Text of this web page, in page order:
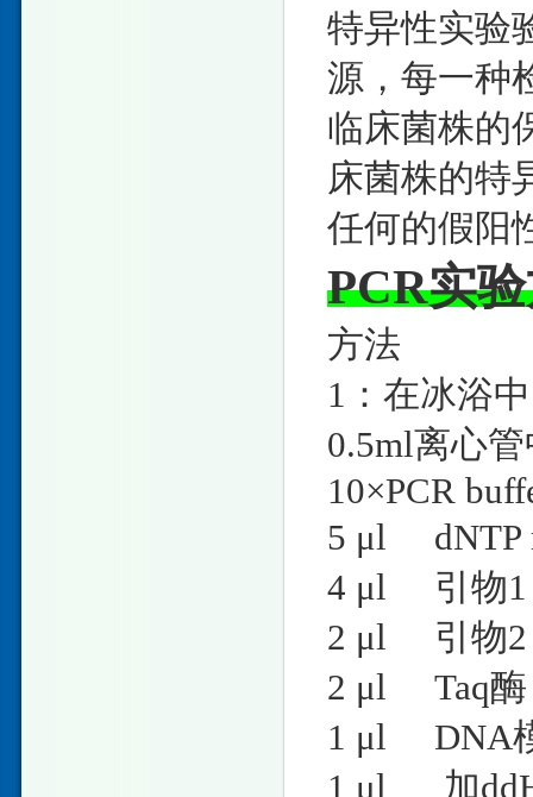
特异性实验
源，每一种
临床菌株的
床菌株的特
任何的假阳
PCR实
方法
1：在冰浴
0.5ml离心
5 μl
4 μl 引
2 μl 引
2 μl
1 μl DNA
1 μl 加